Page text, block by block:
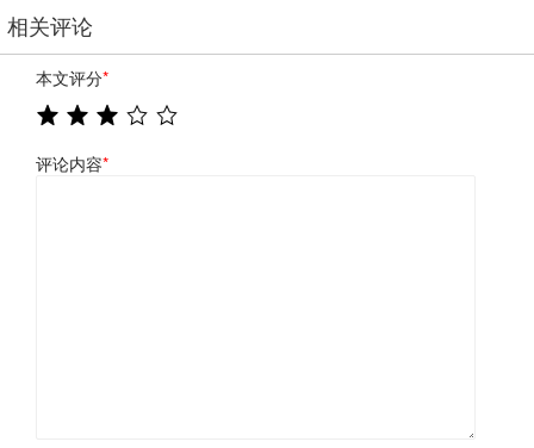
相关评论
本文评分*
评论内容*